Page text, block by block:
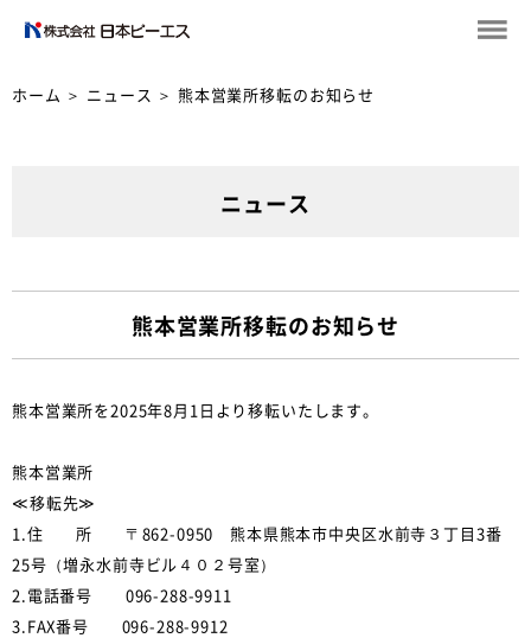
ホーム ＞ ニュース ＞ 熊本営業所移転のお知らせ
ニュース
熊本営業所移転のお知らせ
熊本営業所を2025年8月1日より移転いたします。
熊本営業所
≪移転先≫
1.住 所 〒862-0950 熊本県熊本市中央区水前寺３丁目3番
25号（増永水前寺ビル４０２号室）
2.電話番号 096-288-9911
3.FAX番号 096-288-9912